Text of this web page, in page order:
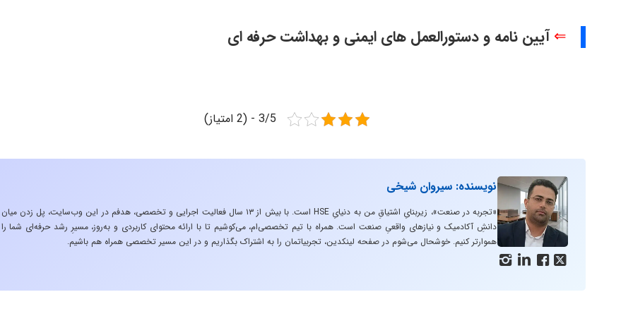
⇐ آیین نامه و دستورالعمل های ایمنی و بهداشت حرفه ای
3/5 - (2 امتیاز)
   
نویسنده: سیروان شیخی
«تجربه در صنعت»، زیربنایِ اشتیاقِ من به دنیایِ HSE است. با بیش از ۱۳ سال فعالیت اجرایی و تخصصی، هدفم در این وب‌سایت، پل زدن میان
دانشِ آکادمیک و نیازهای واقعیِ صنعت است. همراه با تیم تخصصی‌ام، می‌کوشیم تا با ارائه محتوای کاربردی و به‌روز، مسیرِ رشد حرفه‌ای شما را
هموارتر کنیم. خوشحال می‌شوم در صفحه لینکدین، تجربیاتمان را به اشتراک بگذاریم و در این مسیر تخصصی همراه هم باشیم.